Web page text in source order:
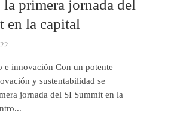
primera jornada del
en la capital
e innovación Con un potente
y sustentabilidad se
jornada del SI Summit en la